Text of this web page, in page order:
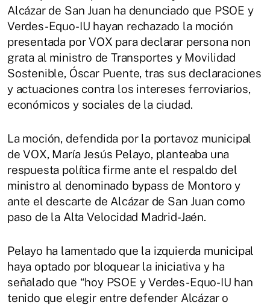
Alcázar de San Juan ha denunciado que PSOE y
Verdes-Equo-IU hayan rechazado la moción
presentada por VOX para declarar persona non
grata al ministro de Transportes y Movilidad
Sostenible, Óscar Puente, tras sus declaraciones
y actuaciones contra los intereses ferroviarios,
económicos y sociales de la ciudad.
La moción, defendida por la portavoz municipal
de VOX, María Jesús Pelayo, planteaba una
respuesta política firme ante el respaldo del
ministro al denominado bypass de Montoro y
ante el descarte de Alcázar de San Juan como
paso de la Alta Velocidad Madrid-Jaén.
Pelayo ha lamentado que la izquierda municipal
haya optado por bloquear la iniciativa y ha
señalado que “hoy PSOE y Verdes-Equo-IU han
tenido que elegir entre defender Alcázar o